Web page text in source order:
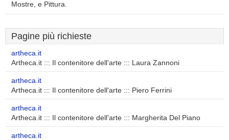
Mostre, e Pittura.
Pagine più richieste
artheca.it
Artheca.it ::: Il contenitore dell'arte ::: Laura Zannoni
artheca.it
Artheca.it ::: Il contenitore dell'arte ::: Piero Ferrini
artheca.it
Artheca.it ::: Il contenitore dell'arte ::: Margherita Del Piano
artheca.it